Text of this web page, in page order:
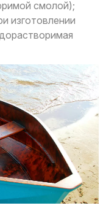
смолой);
изготовлении